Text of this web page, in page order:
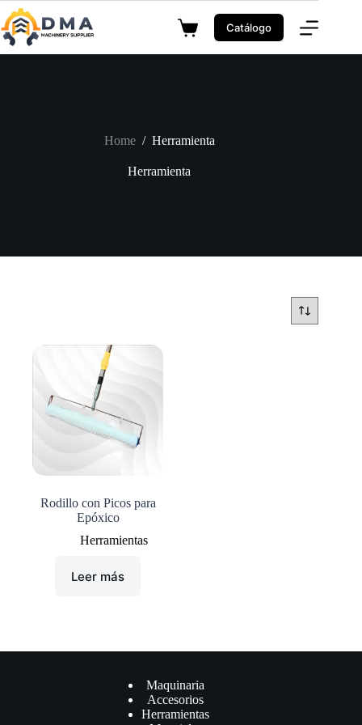
Skip
to
content
Shopping Catálogo
Home / Herramienta
Herramienta
Rodillo con Picos para
Epóxico
Herramientas
Leer más
Maquinaria
Accesorios
Herramientas